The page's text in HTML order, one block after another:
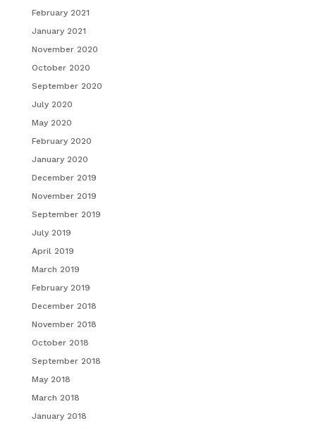
February 2021
January 2021
November 2020
October 2020
September 2020
July 2020
May 2020
February 2020
January 2020
December 2019
November 2019
September 2019
July 2019
April 2019
March 2019
February 2019
December 2018
November 2018
October 2018
September 2018
May 2018
March 2018
January 2018